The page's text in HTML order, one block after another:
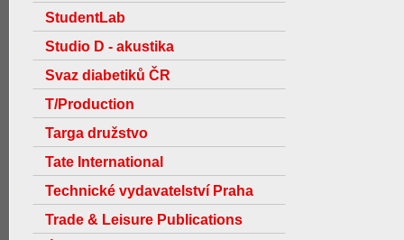
StudentLab
Studio D - akustika
Svaz diabetiků ČR
T/Production
Targa družstvo
Tate International
Technické vydavatelství Praha
Trade & Leisure Publications